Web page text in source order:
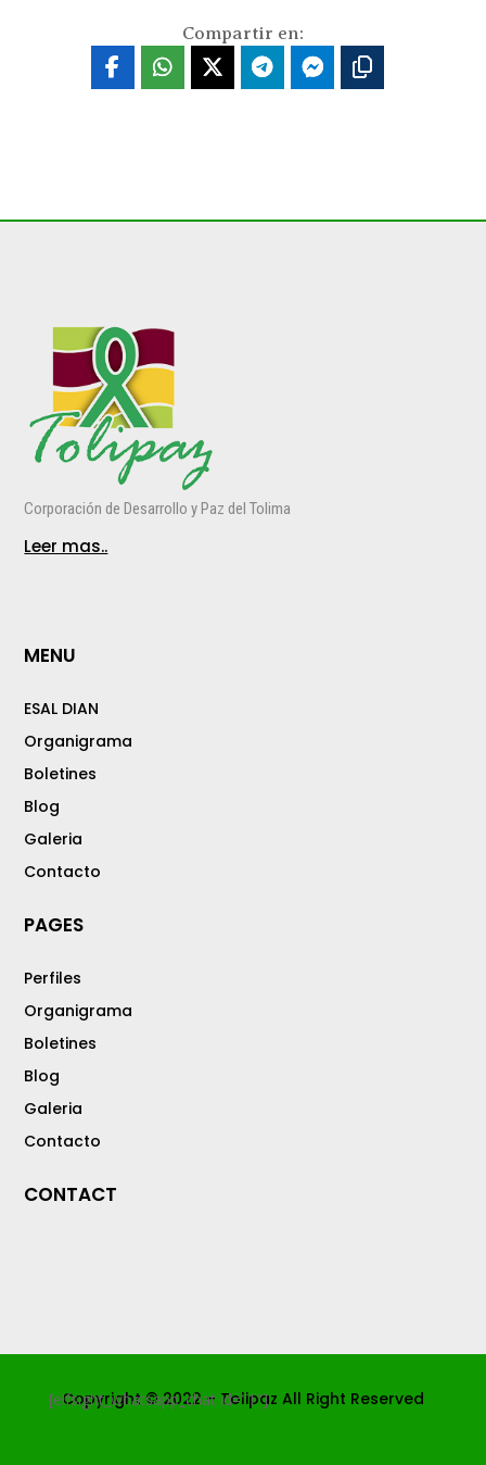
Compartir en:
Corporación de Desarrollo y Paz del Tolima
Leer mas..
MENU
ESAL DIAN
Organigrama
Boletines
Blog
Galeria
Contacto
PAGES
Perfiles
Organigrama
Boletines
Blog
Galeria
Contacto
CONTACT
Copyright © 2022 – Tolipaz All Right Reserved
[elfsight_whatsapp_chat id="1"]